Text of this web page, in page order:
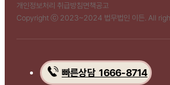
개인정보처리 취급방침면책공고
Copyright ⓒ 2023~2024 법무법인 이든. All
빠른상담 1666-8714